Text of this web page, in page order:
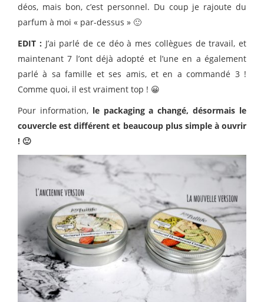
déos, mais bon, c’est personnel. Du coup je rajoute du
parfum à moi « par-dessus » 🙂
EDIT : J’ai parlé de ce déo à mes collègues de travail, et
maintenant 7 l’ont déjà adopté et l’une en a également
parlé à sa famille et ses amis, et en a commandé 3 !
Comme quoi, il est vraiment top ! 😀
Pour information, le packaging a changé, désormais le
couvercle est différent et beaucoup plus simple à ouvrir
! 🙂